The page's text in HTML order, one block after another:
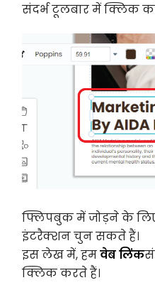
संदर्भ टूलबार में क्लिक
फ्लिपबुक में जोड़ने के
इंटरैक्शन चुन सकते हैं।
इस लेख में, हमवेब लिंक
क्लिक करते हैं।